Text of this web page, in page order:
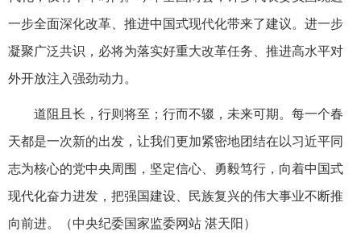
一步全面深化改革、推进中国式现代化带来了建议。进一步
凝聚广泛共识，必将为落实好重大改革任务、推进高水平对
外开放注入强劲动力。
道阻且长，行则将至；行而不辍，未来可期。每一个春
天都是一次新的出发，让我们更加紧密地团结在以习近平同
志为核心的党中央周围，坚定信心、勇毅笃行，向着中国式
现代化奋力进发，把强国建设、民族复兴的伟大事业不断推
向前进。（中央纪委国家监委网站 湛天阳 ）